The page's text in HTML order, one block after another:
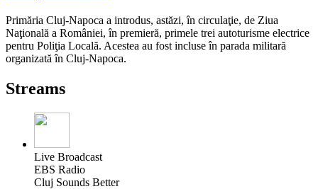
Primăria Cluj-Napoca a introdus, astăzi, în circulaţie, de Ziua
Naţională a României, în premieră, primele trei autoturisme electrice
pentru Poliţia Locală. Acestea au fost incluse în parada militară
organizată în Cluj-Napoca.
Streams
Live Broadcast
EBS Radio
Cluj Sounds Better